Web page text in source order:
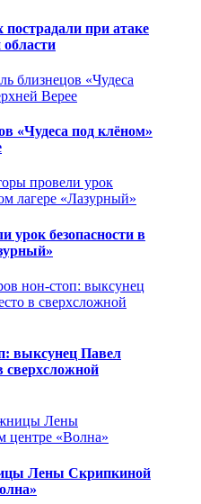
пострадали при атаке
«Чудеса под клёном»
урок безопасности в
выксунец Павел
сверхсложной
Лены Скрипкиной